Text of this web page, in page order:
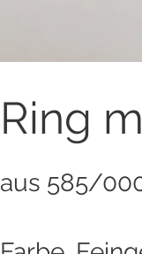
Ring
aus 585/